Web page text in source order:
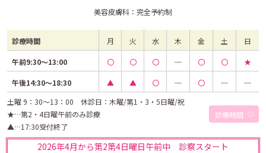
美容皮膚科：完全予約制
診療時間 月 火 水 木 金 土 日
午前9:30～13:00 〇 〇 〇 ─ 〇 〇 ★
午後14:30～18:30 ▲ ▲ 〇 ─ 〇 ─
─
土曜 9：30～13：00 休診日：木曜/第1・3・5日曜/祝
★…第2・4日曜午前のみ診療
▲…17:30受付終了
診療時間
2026年4月から第2第4日曜日午前中 診察スタート